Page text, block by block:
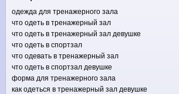
одежда для тренажерного зала
что одеть в тренажерный зал
что одеть в тренажерный зал девушке
что одеть в спортзал
что одевать в тренажерный зал
что одеть в спортзал девушке
форма для тренажерного зала
как одеться в тренажерный зал девушке